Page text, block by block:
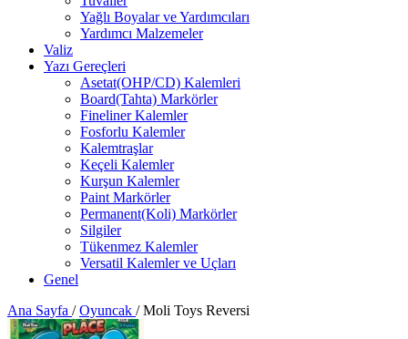
Yağlı Boyalar ve Yardımcıları
Yardımcı Malzemeler
Valiz
Yazı Gereçleri
Asetat(OHP/CD) Kalemleri
Board(Tahta) Markörler
Fineliner Kalemler
Fosforlu Kalemler
Kalemtraşlar
Keçeli Kalemler
Kurşun Kalemler
Paint Markörler
Permanent(Koli) Markörler
Silgiler
Tükenmez Kalemler
Versatil Kalemler ve Uçları
Genel
Ana Sayfa / Oyuncak / Moli Toys Reversi